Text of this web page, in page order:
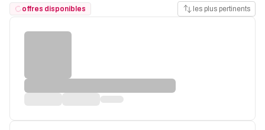
offres disponibles les plus pertinents